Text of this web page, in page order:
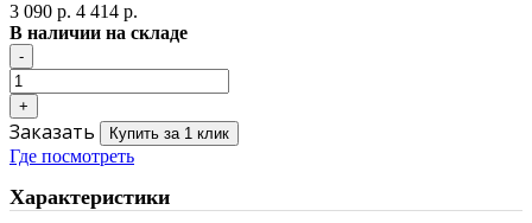
3 090 р. 4 414 р.
В наличии на складе
Заказать Купить за 1 клик
Где посмотреть
Характеристики